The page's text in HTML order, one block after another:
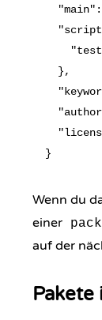
  },
Wenn du
einer
auf der